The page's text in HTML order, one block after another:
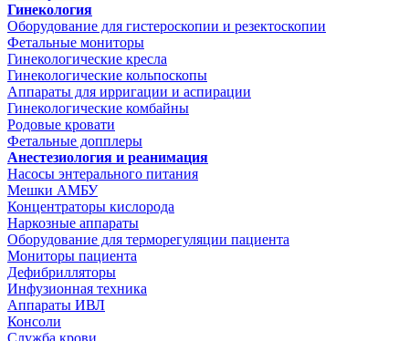
Гинекология
Оборудование для гистероскопии и резектоскопии
Фетальные мониторы
Гинекологические кресла
Гинекологические кольпоскопы
Аппараты для ирригации и аспирации
Гинекологические комбайны
Родовые кровати
Фетальные допплеры
Анестезиология и реанимация
Насосы энтерального питания
Мешки АМБУ
Концентраторы кислорода
Наркозные аппараты
Оборудование для терморегуляции пациента
Мониторы пациента
Дефибрилляторы
Инфузионная техника
Аппараты ИВЛ
Консоли
Служба крови